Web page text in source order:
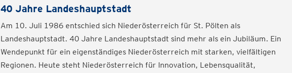
40 Jahre Landeshauptstadt
Am 10. Juli 1986 entschied sich Niederösterreich für St. Pölten als
Landeshauptstadt. 40 Jahre Landeshauptstadt sind mehr als ein Jubiläum. Ein
Wendepunkt für ein eigenständiges Niederösterreich mit starken, vielfältigen
Regionen. Heute steht Niederösterreich für Innovation, Lebensqualität,